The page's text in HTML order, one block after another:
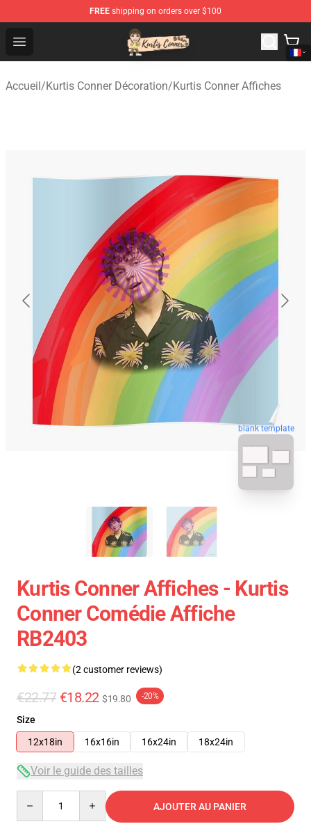
FREE shipping on orders over $100
Open menu
Kurtis Conner Store - Official Kurtis Conner Merchandise
Accueil/Kurtis Conner Décoration/Kurtis Conner Affiches
blank template
Kurtis Conner Affiches - Kurtis
Conner Comédie Affiche
RB2403
(2 customer reviews)
€22.77 €18.22 $19.80 -20%
Size
12x18in
16x16in 16x24in 18x24in
Voir le guide des tailles
AJOUTER AU PANIER